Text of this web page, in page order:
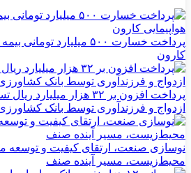
پرداخت خسارت ۵۰۰
کارون
پرداخت افزون بر ۳۲ هزار
ازدواج و فرزندآوری توسط بانک
نوسازی صنعت، ارتقای کیفیت و توسعه
محیط‌زیست، مسیر آینده صنف